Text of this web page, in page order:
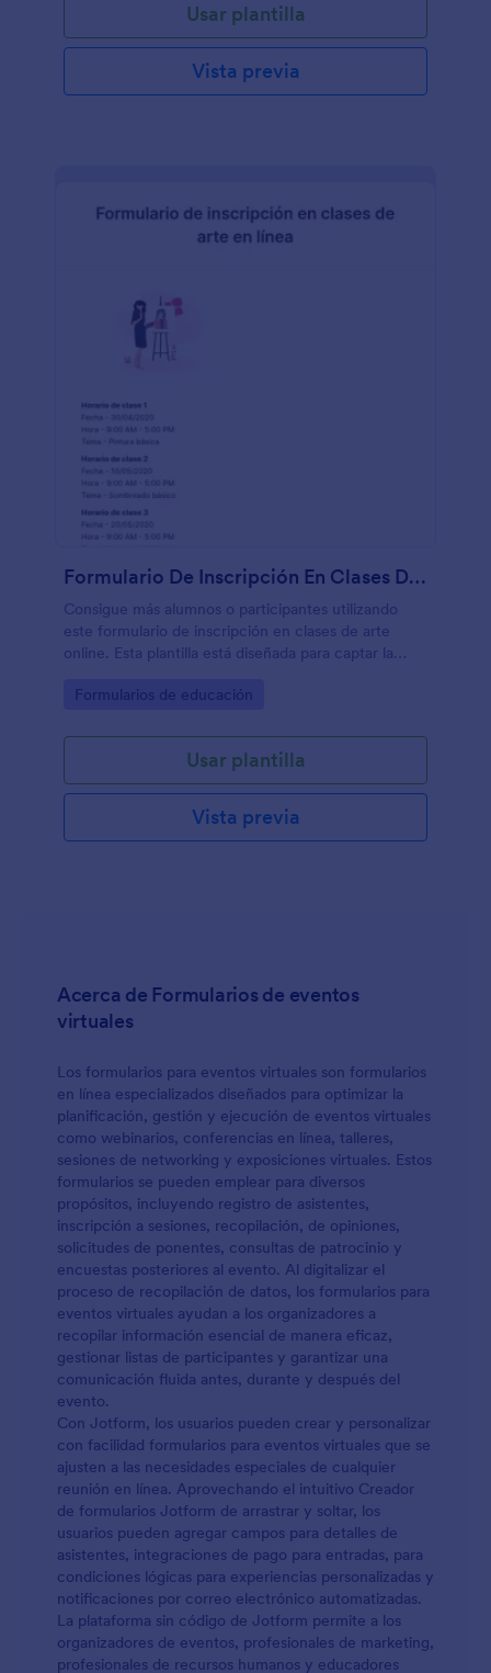
Usar plantilla
Vista previa
Formulario De Inscripción En Clases De Arte En Línea
Consigue más alumnos o participantes utilizando
este formulario de inscripción en clases de arte
online. Esta plantilla está diseñada para captar la
Go to Category:
Formularios de educación
Usar plantilla
Vista previa
Acerca de Formularios de eventos
virtuales
Los formularios para eventos virtuales son formularios
en línea especializados diseñados para optimizar la
planificación, gestión y ejecución de eventos virtuales
como webinarios, conferencias en línea, talleres,
sesiones de networking y exposiciones virtuales. Estos
formularios se pueden emplear para diversos
propósitos, incluyendo registro de asistentes,
inscripción a sesiones, recopilación, de opiniones,
solicitudes de ponentes, consultas de patrocinio y
encuestas posteriores al evento. Al digitalizar el
proceso de recopilación de datos, los formularios para
eventos virtuales ayudan a los organizadores a
recopilar información esencial de manera eficaz,
gestionar listas de participantes y garantizar una
comunicación fluida antes, durante y después del
evento.
Con Jotform, los usuarios pueden crear y personalizar
con facilidad formularios para eventos virtuales que se
ajusten a las necesidades especiales de cualquier
reunión en línea. Aprovechando el intuitivo Creador
de formularios Jotform de arrastrar y soltar, los
usuarios pueden agregar campos para detalles de
asistentes, integraciones de pago para entradas, para
condiciones lógicas para experiencias personalizadas y
notificaciones por correo electrónico automatizadas.
La plataforma sin código de Jotform permite a los
organizadores de eventos, profesionales de marketing,
profesionales de recursos humanos y educadores